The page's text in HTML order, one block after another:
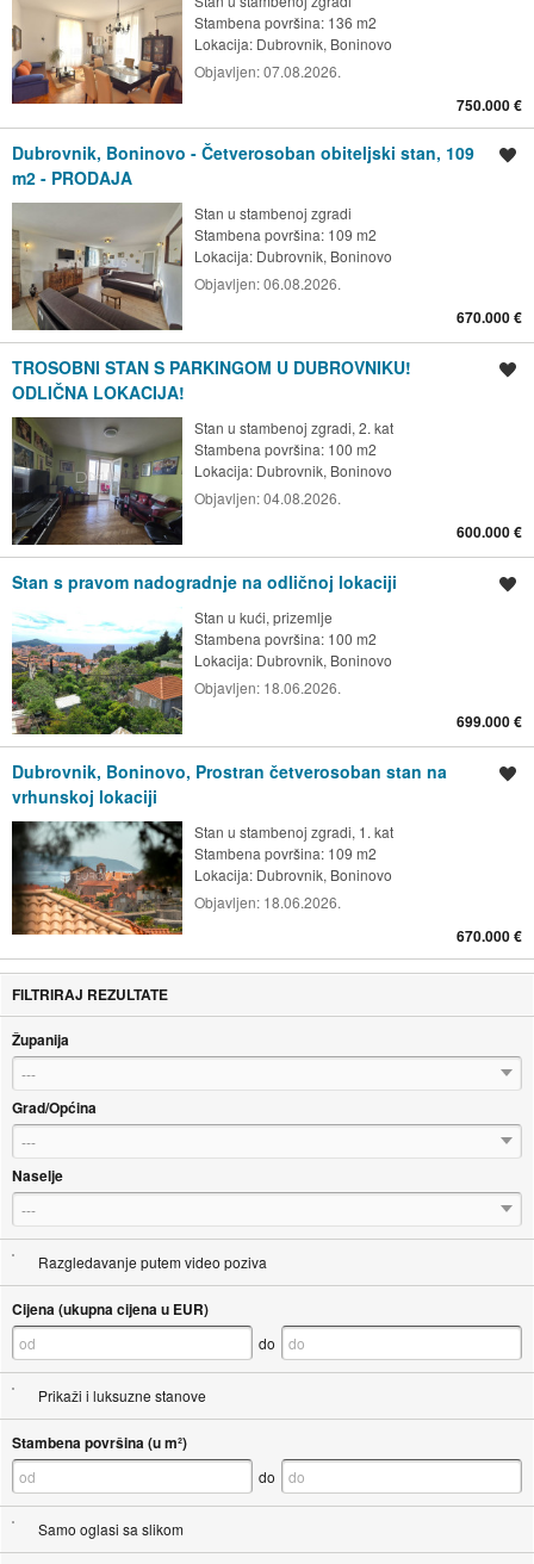
Stambena površina: 136 m2
Lokacija: Dubrovnik, Boninovo
Objavljen:07.08.2026.
750.000 €
Dubrovnik, Boninovo - Četverosoban obiteljski stan, 109
m2 - PRODAJA
Stan u stambenoj zgradi
Stambena površina: 109 m2
Lokacija: Dubrovnik, Boninovo
Objavljen:06.08.2026.
670.000 €
TROSOBNI STAN S PARKINGOM U DUBROVNIKU!
ODLIČNA LOKACIJA!
Stan u stambenoj zgradi, 2. kat
Stambena površina: 100 m2
Lokacija: Dubrovnik, Boninovo
Objavljen:04.08.2026.
600.000 €
Stan s pravom nadogradnje na odličnoj lokaciji
Stan u kući, prizemlje
Stambena površina: 100 m2
Lokacija: Dubrovnik, Boninovo
Objavljen: 18.06.2026.
699.000 €
Dubrovnik, Boninovo, Prostran četverosoban stan na
vrhunskoj lokaciji
Stan u stambenoj zgradi, 1. kat
Stambena površina: 109 m2
Lokacija: Dubrovnik, Boninovo
Objavljen: 18.06.2026.
670.000 €
FILTRIRAJ REZULTATE
Županija
---
Grad/Općina
---
Naselje
---
Razgledavanje putem video poziva
Cijena (ukupna cijena u EUR)
do
Prikaži i luksuzne stanove
Stambena površina (u m²)
do
Samo oglasi sa slikom